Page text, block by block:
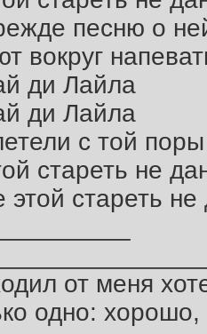
песню о
вокруг
ди Лайла
ди Лайла
с той поры
стареть не
этой стареть не
от меня
одно: